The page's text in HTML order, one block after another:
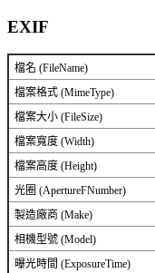
EXIF
檔名 (FileName)
檔案格式 (MimeType)
檔案大小 (FileSize)
檔案寬度 (Width)
檔案高度 (Height)
光圈 (ApertureFNumber)
製造廠商 (Make)
相機型號 (Model)
曝光時間 (ExposureTime)